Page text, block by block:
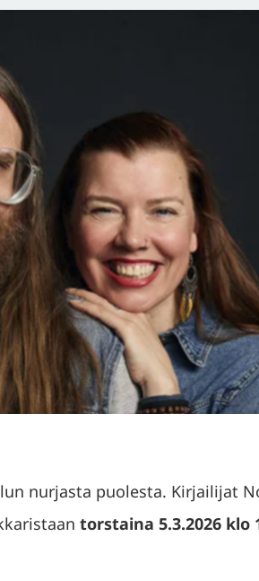
nurjasta puolesta. Kirjailijat
torstaina 5.3.2026 klo